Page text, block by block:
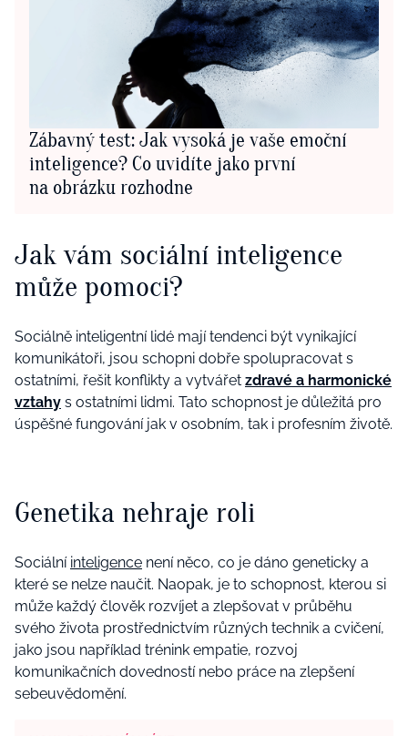
Zábavný test: Jak vysoká je vaše emoční
inteligence? Co uvidíte jako první
na obrázku rozhodne
Jak vám sociální inteligence
může pomoci?
Sociálně inteligentní lidé mají tendenci být vynikající
komunikátoři, jsou schopni dobře spolupracovat s
ostatními, řešit konflikty a vytvářet zdravé a harmonické
vztahy s ostatními lidmi. Tato schopnost je důležitá pro
úspěšné fungování jak v osobním, tak i profesním životě.
Genetika nehraje roli
Sociální inteligence není něco, co je dáno geneticky a
které se nelze naučit. Naopak, je to schopnost, kterou si
může každý člověk rozvíjet a zlepšovat v průběhu
svého života prostřednictvím různých technik a cvičení,
jako jsou například trénink empatie, rozvoj
komunikačních dovedností nebo práce na zlepšení
sebeuvědomění.